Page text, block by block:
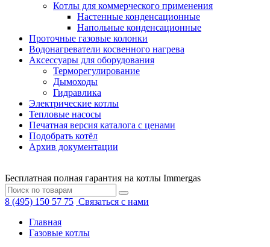
Котлы для коммерческого применения
Настенные конденсационные
Напольные конденсационные
Проточные газовые колонки
Водонагреватели косвенного нагрева
Аксессуары для оборудования
Терморегулирование
Дымоходы
Гидравлика
Электрические котлы
Тепловые насосы
Печатная версия каталога с ценами
Подобрать котёл
Архив документации
Бесплатная полная гарантия на котлы Immergas
8 (495) 150 57 75 Связаться с нами
Главная
Газовые котлы